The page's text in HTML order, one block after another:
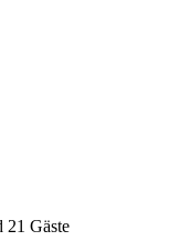
21 Gäste